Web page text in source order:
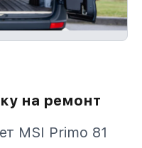
на ремонт
MSI Primo 81